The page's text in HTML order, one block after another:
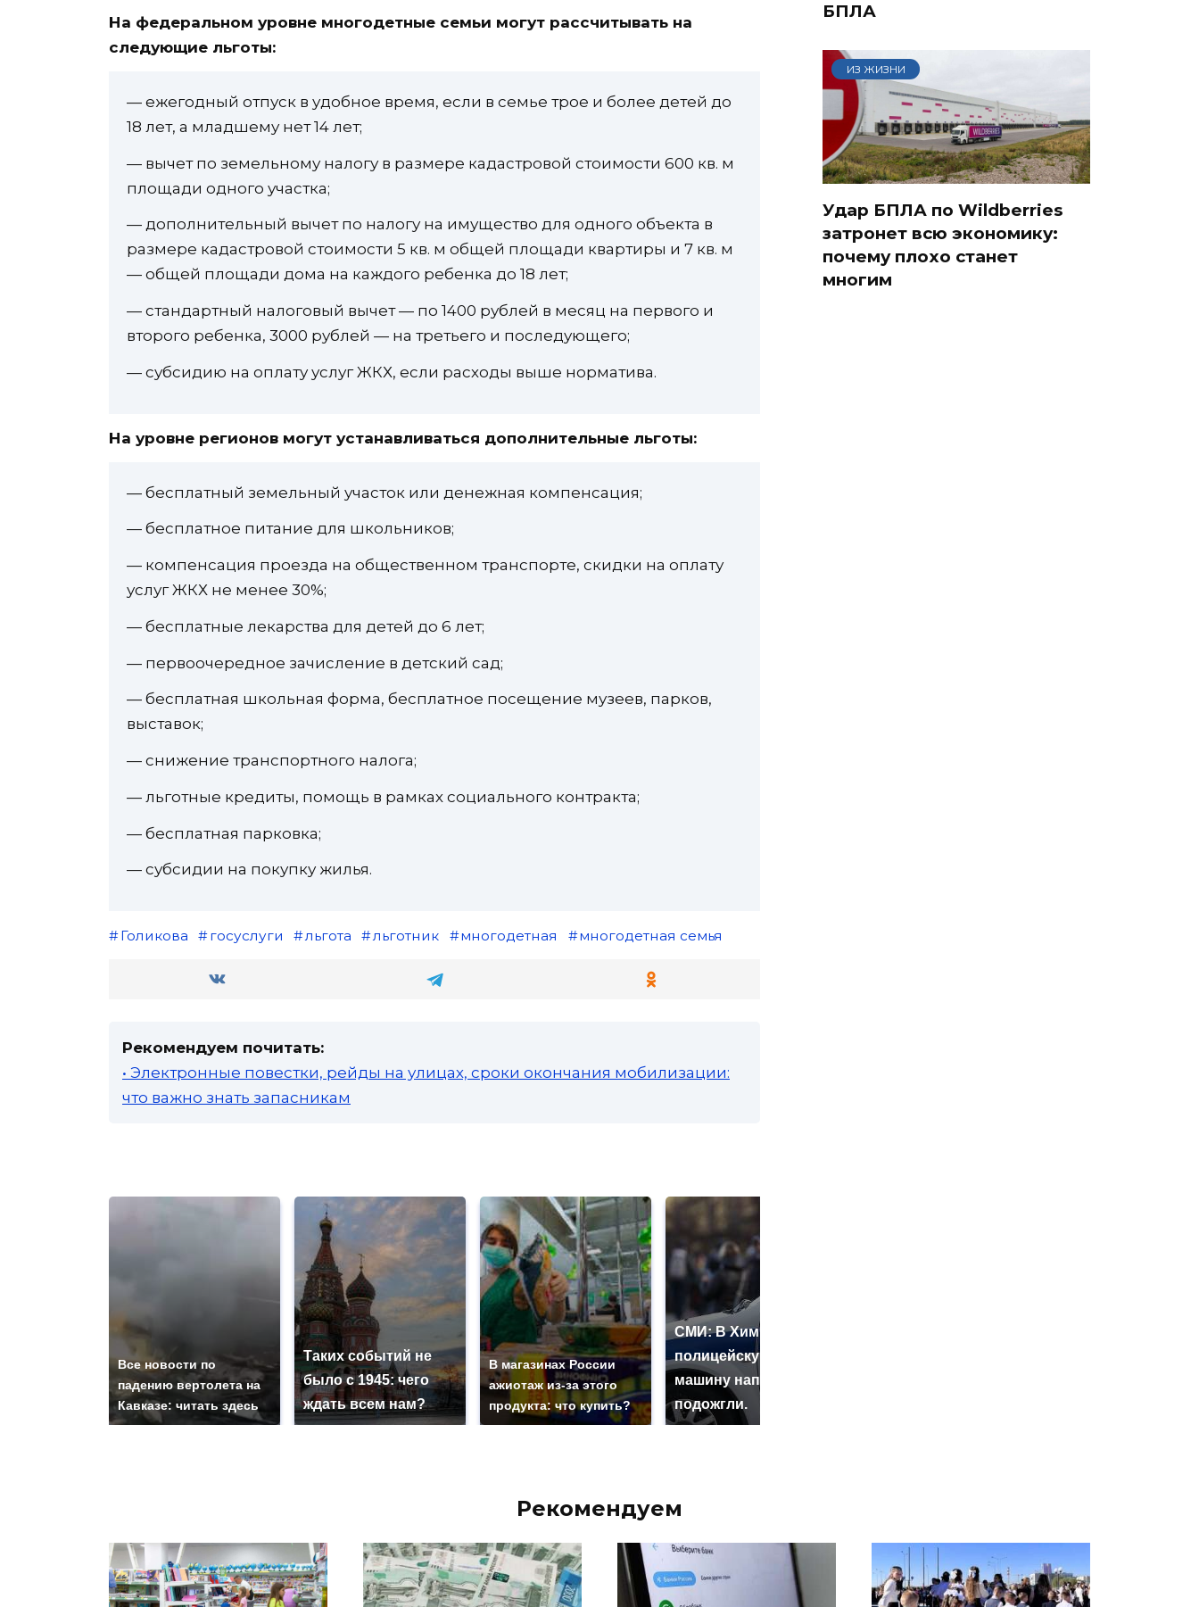
На федеральном уровне многодетные семьи могут рассчитывать на
следующие льготы:
— ежегодный отпуск в удобное время, если в семье трое и более детей до
18 лет, а младшему нет 14 лет;
— вычет по земельному налогу в размере кадастровой стоимости 600 кв. м
площади одного участка;
— дополнительный вычет по налогу на имущество для одного объекта в
размере кадастровой стоимости 5 кв. м общей площади квартиры и 7 кв. м
— общей площади дома на каждого ребенка до 18 лет;
— стандартный налоговый вычет — по 1400 рублей в месяц на первого и
второго ребенка, 3000 рублей — на третьего и последующего;
— субсидию на оплату услуг ЖКХ, если расходы выше норматива.
На уровне регионов могут устанавливаться дополнительные льготы:
— бесплатный земельный участок или денежная компенсация;
— бесплатное питание для школьников;
— компенсация проезда на общественном транспорте, скидки на оплату
услуг ЖКХ не менее 30%;
— бесплатные лекарства для детей до 6 лет;
— первоочередное зачисление в детский сад;
— бесплатная школьная форма, бесплатное посещение музеев, парков,
выставок;
— снижение транспортного налога;
— льготные кредиты, помощь в рамках социального контракта;
— бесплатная парковка;
— субсидии на покупку жилья.
Голикова госуслуги льгота льготник многодетная многодетная семья
Рекомендуем почитать:
• Электронные повестки, рейды на улицах, сроки окончания мобилизации:
что важно знать запасникам
Все новости по
падению вертолета на
Кавказе: читать здесь
Таких событий не
было с 1945: чего
ждать всем нам?
В магазинах России
ажиотаж из-за этого
продукта: что купить?
СМИ: В Химках на
полицейскую
машину напали и
подожгли.
БПЛА
ИЗ ЖИЗНИ
Удар БПЛА по Wildberries
затронет всю экономику:
почему плохо станет
многим
Рекомендуем